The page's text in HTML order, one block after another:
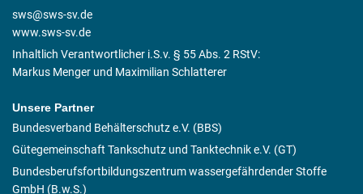
sws@sws-sv.de
www.sws-sv.de
Inhaltlich Verantwortlicher i.S.v. § 55 Abs. 2 RStV:
Markus Menger und Maximilian Schlatterer
Unsere Partner
Bundesverband Behälterschutz e.V. (BBS)
Gütegemeinschaft Tankschutz und Tanktechnik e.V. (GT)
Bundesberufsfortbildungszentrum wassergefährdender Stoffe
GmbH (B.w.S.)